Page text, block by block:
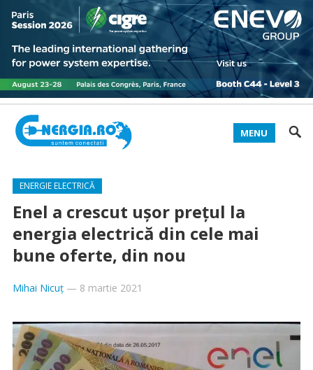
MENU
ENERGIE ELECTRICĂ
Enel a crescut ușor prețul la
energia electrică din cele mai
bune oferte, din nou
Mihai Nicuț— 8 martie 2021